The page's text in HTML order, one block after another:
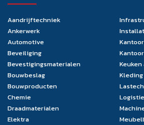
Aandrijftechniek
Ankerwerk
Automotive
Beveiliging
Bevestigingsmaterialen
Bouwbeslag
Bouwproducten
Chemie
Draadmaterialen
Elektra
Kleding